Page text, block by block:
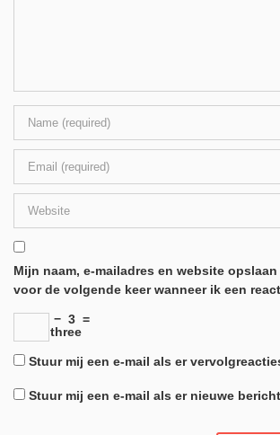
Mijn naam, e-mailadres en website
voor de volgende keer wanneer ik een
− 3 =
three
Stuur mij een e-mail als er
Stuur mij een e-mail als er nieuwe